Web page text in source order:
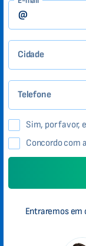
Cidade
Telefone
Sim, por favor,
Concordo com
Entraremos